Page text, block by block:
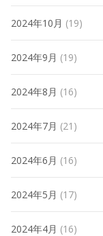
2024年10月 (19)
2024年9月 (19)
2024年8月 (16)
2024年7月 (21)
2024年6月 (16)
2024年5月 (17)
2024年4月 (16)